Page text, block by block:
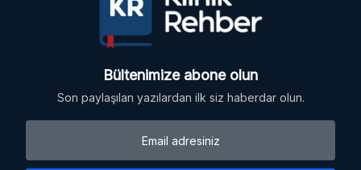
Bültenimize abone olun
Son paylaşılan yazılardan ilk siz haberdar olun.